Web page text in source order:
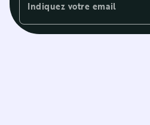
Indiquez votre email